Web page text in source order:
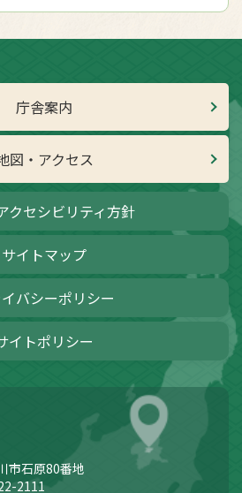
庁舎案内
図・アクセス
クセシビリティ方針
サイトマップ
バシーポリシー
イトポリシー
市石原80番地
2111